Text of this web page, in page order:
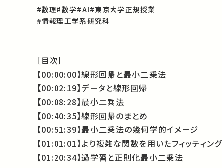
#数理#数学#AI#東京大学正規授業
#情報理工学系研究科
［目次］
【00:00:00】線形回帰と最小二乗法
【00:02:19】データと線形回帰
【00:08:28】最小二乗法
【00:40:35】線形回帰のまとめ
【00:51:39】最小二乗法の幾何学的イメージ
【01:01:01】より複雑な関数を用いたフィッティング
【01:20:34】過学習と正則化最小二乗法